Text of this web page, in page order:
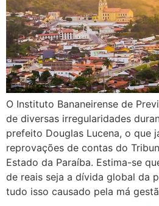
O Instituto Bananeirense de
de diversas irregularidades
prefeito Douglas Lucena, o que
reprovações de contas do
Estado da Paraíba. Estima-se
de reais seja a dívida global da
tudo isso causado pela má